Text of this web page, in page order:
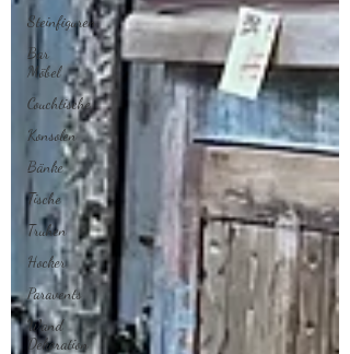
Steinfiguren
Bar
Möbel
Couchtische
Konsolen
Bänke
Tische
Truhen
Hocker
Paravents
Wand
Dekoration